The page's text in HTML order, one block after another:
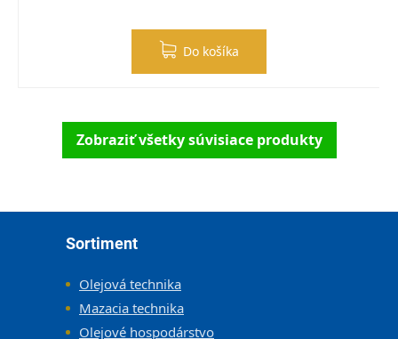
Do košíka
Zobraziť všetky súvisiace produkty
Sortiment
Olejová technika
Mazacia technika
Olejové hospodárstvo